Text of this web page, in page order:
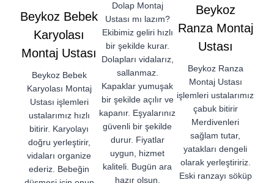
Beykoz Bebek
Karyolası
Montaj Ustası
Beykoz Bebek
Karyolası Montaj
Ustası işlemleri
ustalarımız hızlı
bitirir. Karyolayı
doğru yerleştirir,
vidaları organize
ederiz. Bebeğin
Dolap Montaj
Ustası mı lazım?
Ekibimiz geliri hızlı
bir şekilde kurar.
Dolapları vidalarız,
sallanmaz.
Kapaklar yumuşak
bir şekilde açılır ve
kapanır. Eşyalarınız
güvenli bir şekilde
durur. Fiyatlar
uygun, hizmet
kaliteli. Bugün ara
hazır olsun.
Beykoz
Ranza Montaj
Ustası
Beykoz Ranza
Montaj Ustası
işlemleri ustalarımız
çabuk bitirir
Merdivenleri
sağlam tutar,
yatakları dengeli
olarak yerleştiririz.
Eski ranzayı söküp